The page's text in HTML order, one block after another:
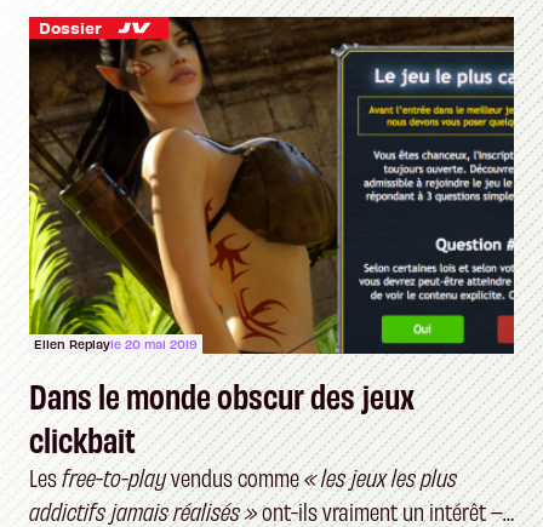
Dossier
Ellen Replayle 20 mai 2019
Dans le monde obscur des jeux
clickbait
Lesfree-to-playvendus comme« les jeux les plus
addictifs jamais réalisés »ont-ils vraiment un intérêt –